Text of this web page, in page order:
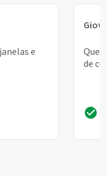
e
de